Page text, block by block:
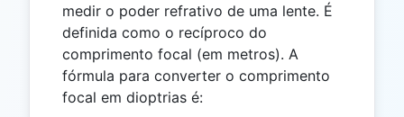
medir o poder refrativo de uma lente. É
definida como o recíproco do
comprimento focal (em metros). A
fórmula para converter o comprimento
focal em dioptrias é: